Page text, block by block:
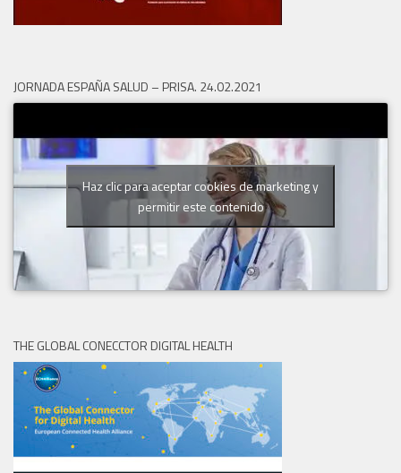
JORNADA ESPAÑA SALUD – PRISA. 24.02.2021
Haz clic para aceptar cookies de marketing y
permitir este contenido
THE GLOBAL CONECCTOR DIGITAL HEALTH